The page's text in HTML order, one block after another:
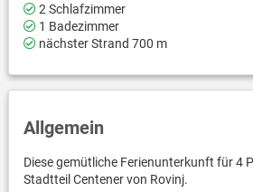
2 Schlafzimmer
1 Badezimmer
nächster Strand 700 m
Allgemein
Diese gemütliche Ferienunterkunft für 4
Stadtteil Centener von Rovinj.